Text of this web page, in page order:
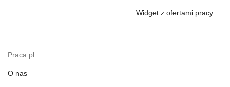
Widget z ofertami pracy
Praca.pl
O nas